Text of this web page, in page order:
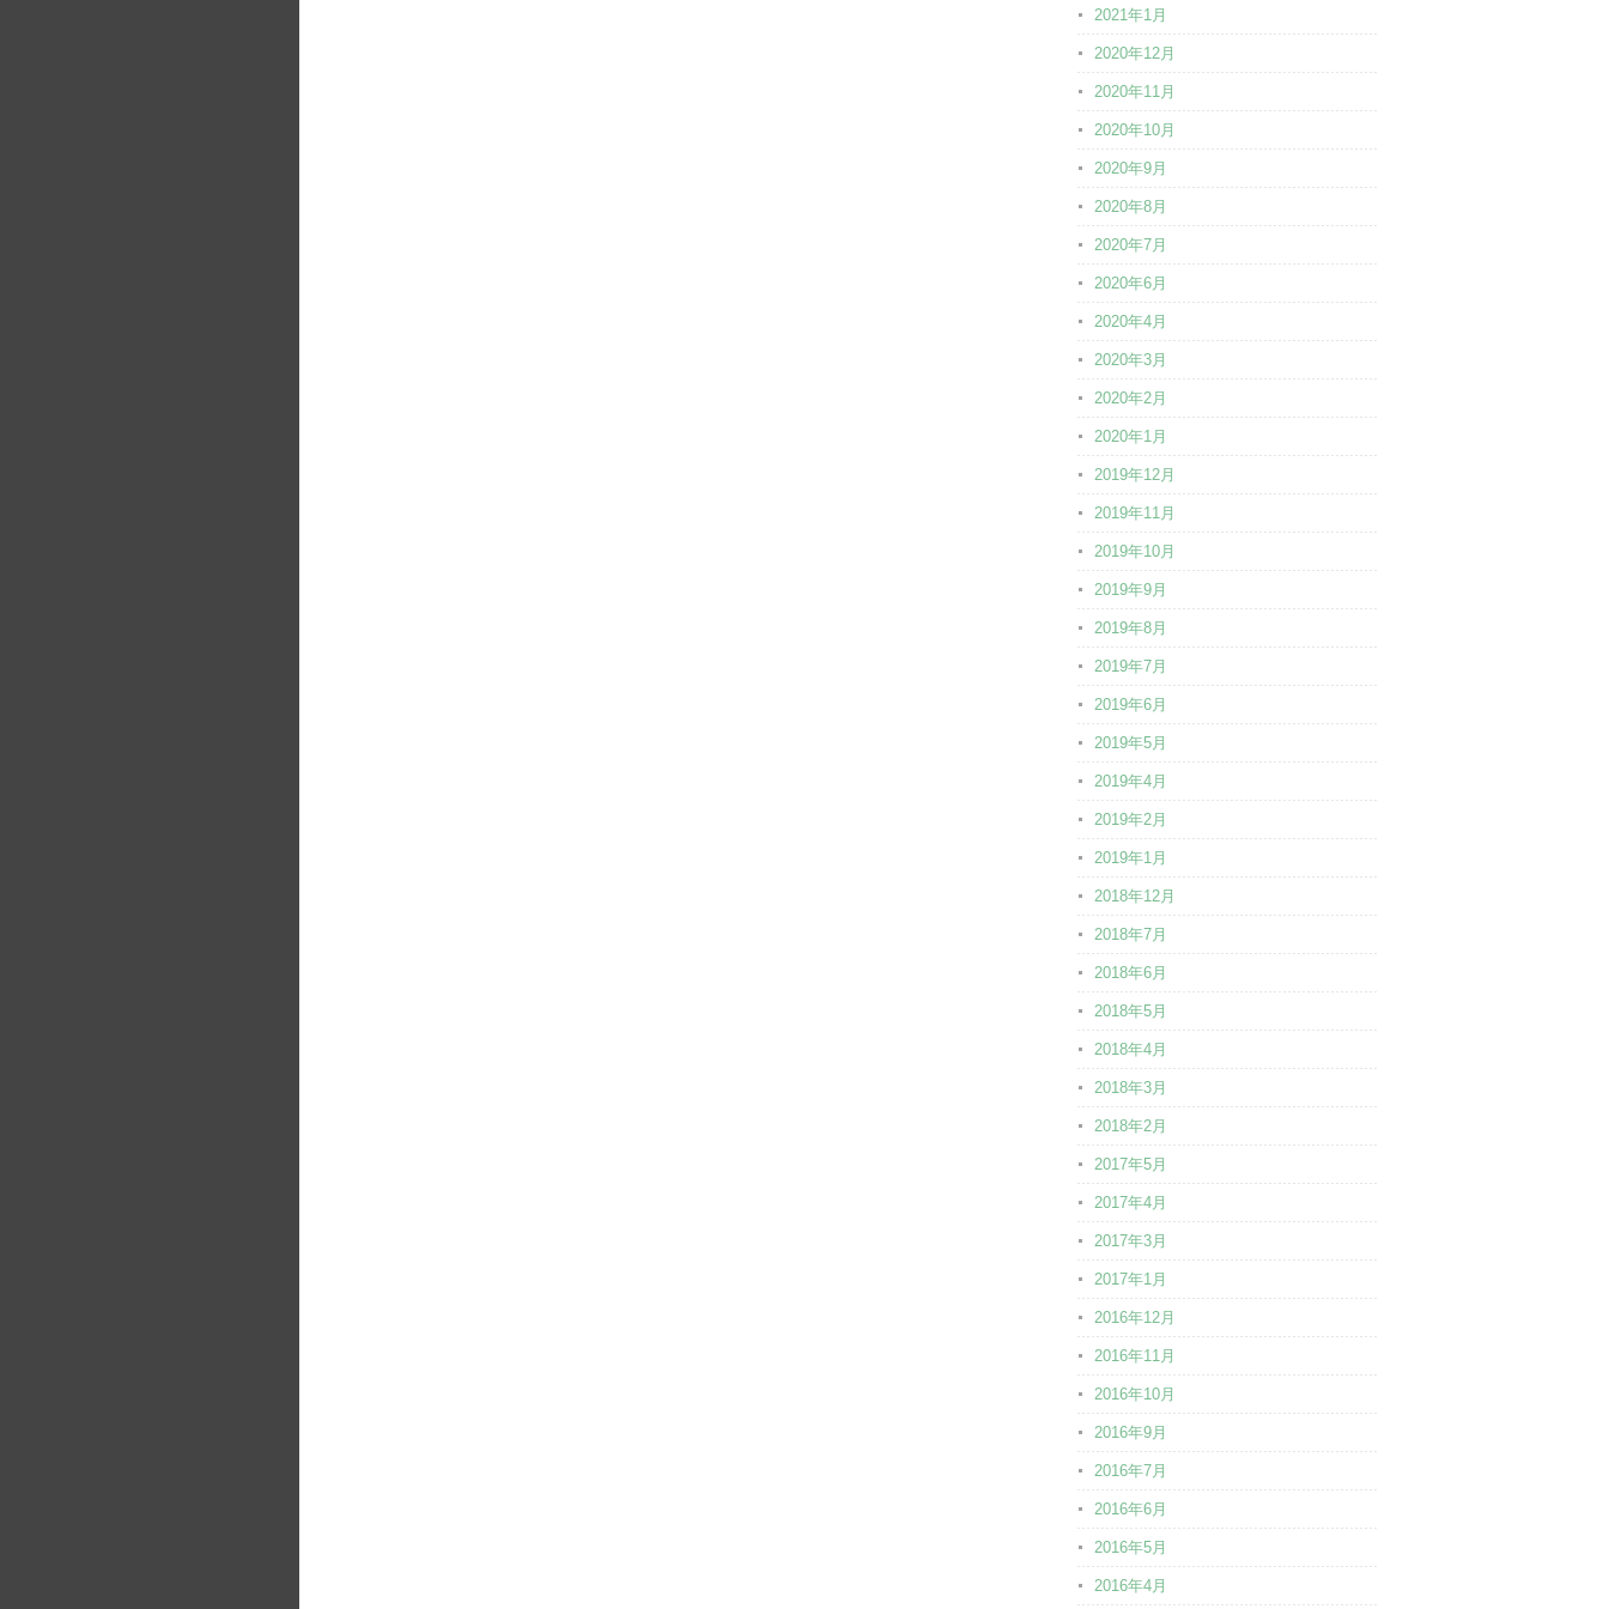
2021年1月
2020年12月
2020年11月
2020年10月
2020年9月
2020年8月
2020年7月
2020年6月
2020年4月
2020年3月
2020年2月
2020年1月
2019年12月
2019年11月
2019年10月
2019年9月
2019年8月
2019年7月
2019年6月
2019年5月
2019年4月
2019年2月
2019年1月
2018年12月
2018年7月
2018年6月
2018年5月
2018年4月
2018年3月
2018年2月
2017年5月
2017年4月
2017年3月
2017年1月
2016年12月
2016年11月
2016年10月
2016年9月
2016年7月
2016年6月
2016年5月
2016年4月